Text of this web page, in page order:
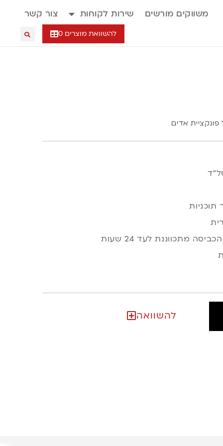
משווקים מורשים שירות לקוחות צור קשר
להשוואת מוצרים0
אדים
מתכווננת לעד 24 שעות
להשוואה